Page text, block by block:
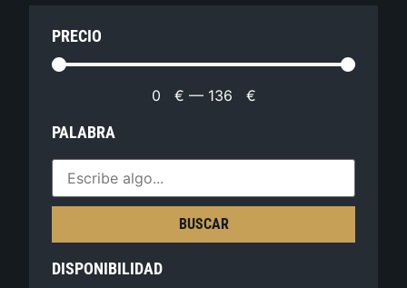
PRECIO
0 € — 136 €
PALABRA
BUSCAR
DISPONIBILIDAD